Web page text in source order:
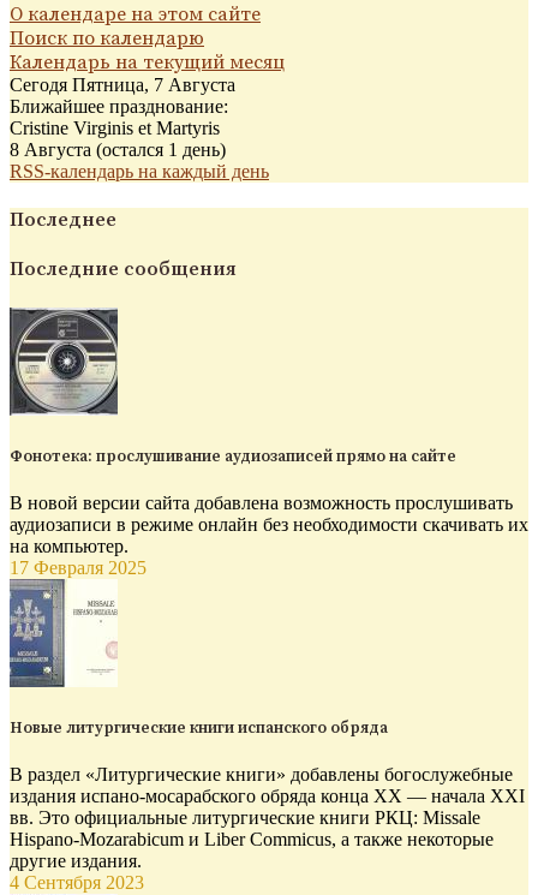
О календаре на этом сайте
Поиск по календарю
Календарь на текущий месяц
Сегодя Пятница, 7 Августа
Ближайшее празднование:
Cristine Virginis et Martyris
8 Августа (остался 1 день)
RSS-календарь на каждый день
Последнее
Последние сообщения
Фонотека: прослушивание аудиозаписей прямо на сайте
В новой версии сайта добавлена возможность прослушивать
аудиозаписи в режиме онлайн без необходимости скачивать их
на компьютер.
17 Февраля 2025
Новые литургические книги испанского обряда
В раздел «Литургические книги» добавлены богослужебные
издания испано-мосарабского обряда конца XX — начала XXI
вв. Это официальные литургические книги РКЦ: Missale
Hispano-Mozarabicum и Liber Commicus, а также некоторые
другие издания.
4 Сентября 2023